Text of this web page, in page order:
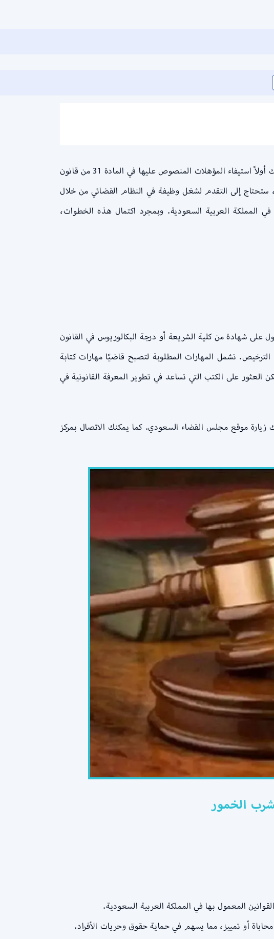
كيف تصبح قاضي في السعودية خاصة إذا كنت مهتمًا بأن تصبح قاضيًا في المملكة العربية السعودية، فعليك أولاً استيفاء المؤهلات المنصوص عليها في المادة 31 من قانون
إلى التقدم لشغل وظيفة في النظام القضائي من خلال
المملكة العربية السعودية. وبمجرد اكتمال هذه الخطوات،
على شهادة من كلية الشريعة أو درجة البكالوريوس في القانون
تشمل المهارات المطلوبة لتصبح قاضيًا مهارات كتابة
العثور على الكتب التي تساعد في تطوير المعرفة القانونية في
موقع مجلس القضاء السعودي. كما يمكنك الاتصال بمركز
الخمور
المعمول بها في المملكة العربية السعودية.
أو تمييز، مما يسهم في حماية حقوق وحريات الأفراد.